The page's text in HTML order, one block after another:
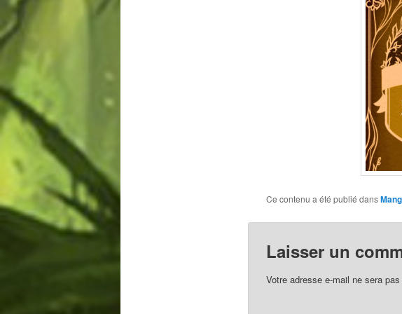
Ce contenu a été publié dans
Laisser un
Votre adresse e-mail ne sera